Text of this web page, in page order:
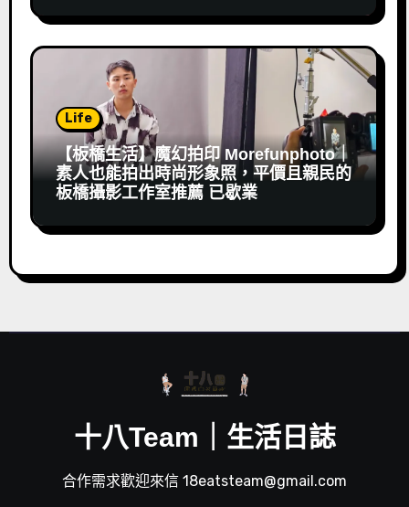
Life
【板橋生活】魔幻拍印 Morefunphoto｜
素人也能拍出時尚形象照，平價且親民的
板橋攝影工作室推薦 已歇業
十八Team｜生活日誌
合作需求歡迎來信 18eatsteam@gmail.com